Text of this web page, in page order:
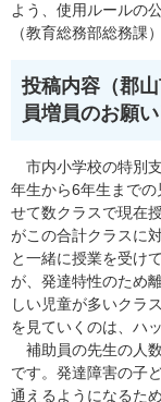
よう、使用ルールの
（教育総務部総務課）
投稿内容（郡
員増員のお願い
市内小学校の特別
年生から6年生まで
せて数クラスで現在
がこの合計クラスに
と一緒に授業を受け
が、発達特性のため
しい児童が多いクラ
を見ていくのは、ハ
補助員の先生の人
です。発達障害の子
通えるようになるた